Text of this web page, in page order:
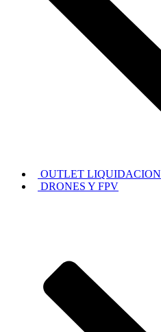
OUTLET LIQUIDACION
DRONES Y FPV